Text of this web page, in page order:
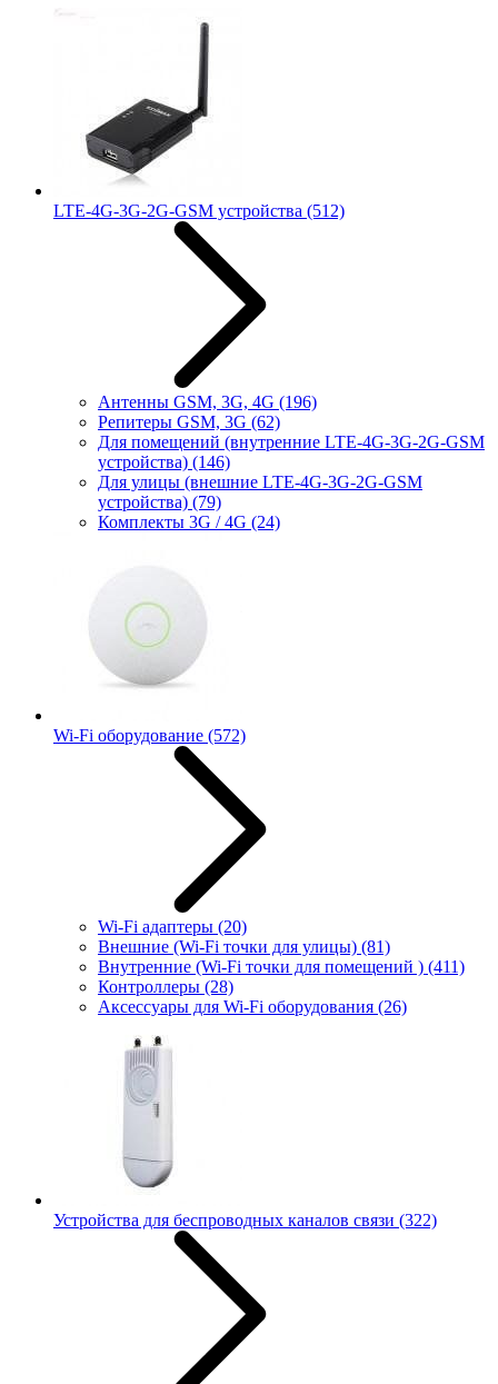
LTE-4G-3G-2G-GSM устройства (512)
Антенны GSM, 3G, 4G (196)
Репитеры GSM, 3G (62)
Для помещений (внутренние LTE-4G-3G-2G-GSM
устройства) (146)
Для улицы (внешние LTE-4G-3G-2G-GSM
устройства) (79)
Комплекты 3G / 4G (24)
Wi-Fi оборудование (572)
Wi-Fi адаптеры (20)
Внешние (Wi-Fi точки для улицы) (81)
Внутренние (Wi-Fi точки для помещений ) (411)
Контроллеры (28)
Аксессуары для Wi-Fi оборудования (26)
Устройства для беспроводных каналов связи (322)